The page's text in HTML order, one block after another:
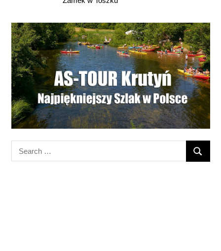
Search
for:
SEARCH